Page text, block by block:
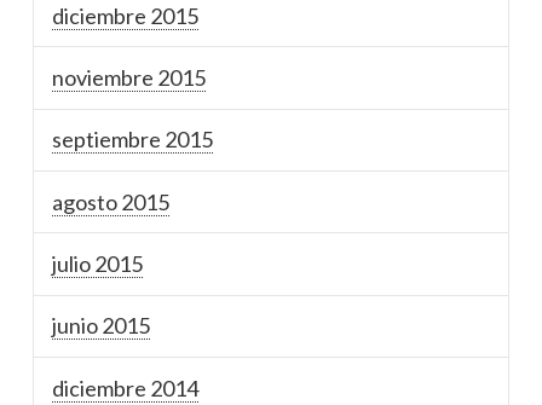
diciembre 2015
noviembre 2015
septiembre 2015
agosto 2015
julio 2015
junio 2015
diciembre 2014